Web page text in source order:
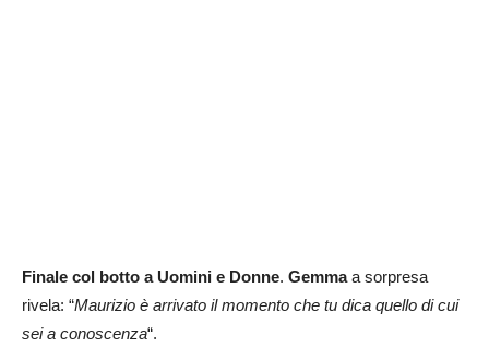
Finale col botto a Uomini e Donne. Gemmaa sorpresa
rivela: “Maurizio è arrivato il momento che tu dica quello di cui
sei a conoscenza“.